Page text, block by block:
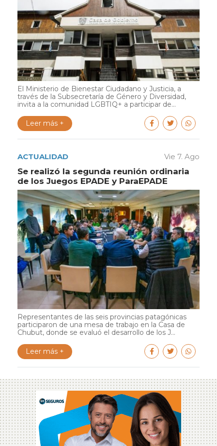
El Ministerio de Bienestar Ciudadano y Justicia, a
través de la Subsecretaría de Género y Diversidad,
invita a la comunidad LGBTIQ+ a participar de...
Leer más +
ACTUALIDAD Vie 7. Ago
Se realizó la segunda reunión ordinaria
de los Juegos EPADE y ParaEPADE
Representantes de las seis provincias patagónicas
participaron de una mesa de trabajo en la Casa de
Chubut, donde se evaluó el desarrollo de los J...
Leer más +